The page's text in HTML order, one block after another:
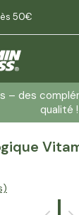
50€
– des
qualité !